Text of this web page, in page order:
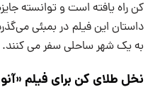
کن راه یافته است و توانسته
به یک شهر ساحلی سفر می کنند.
نخل طلای کن برای فیلم